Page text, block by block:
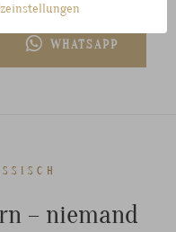
WHATSAPP
– niemand